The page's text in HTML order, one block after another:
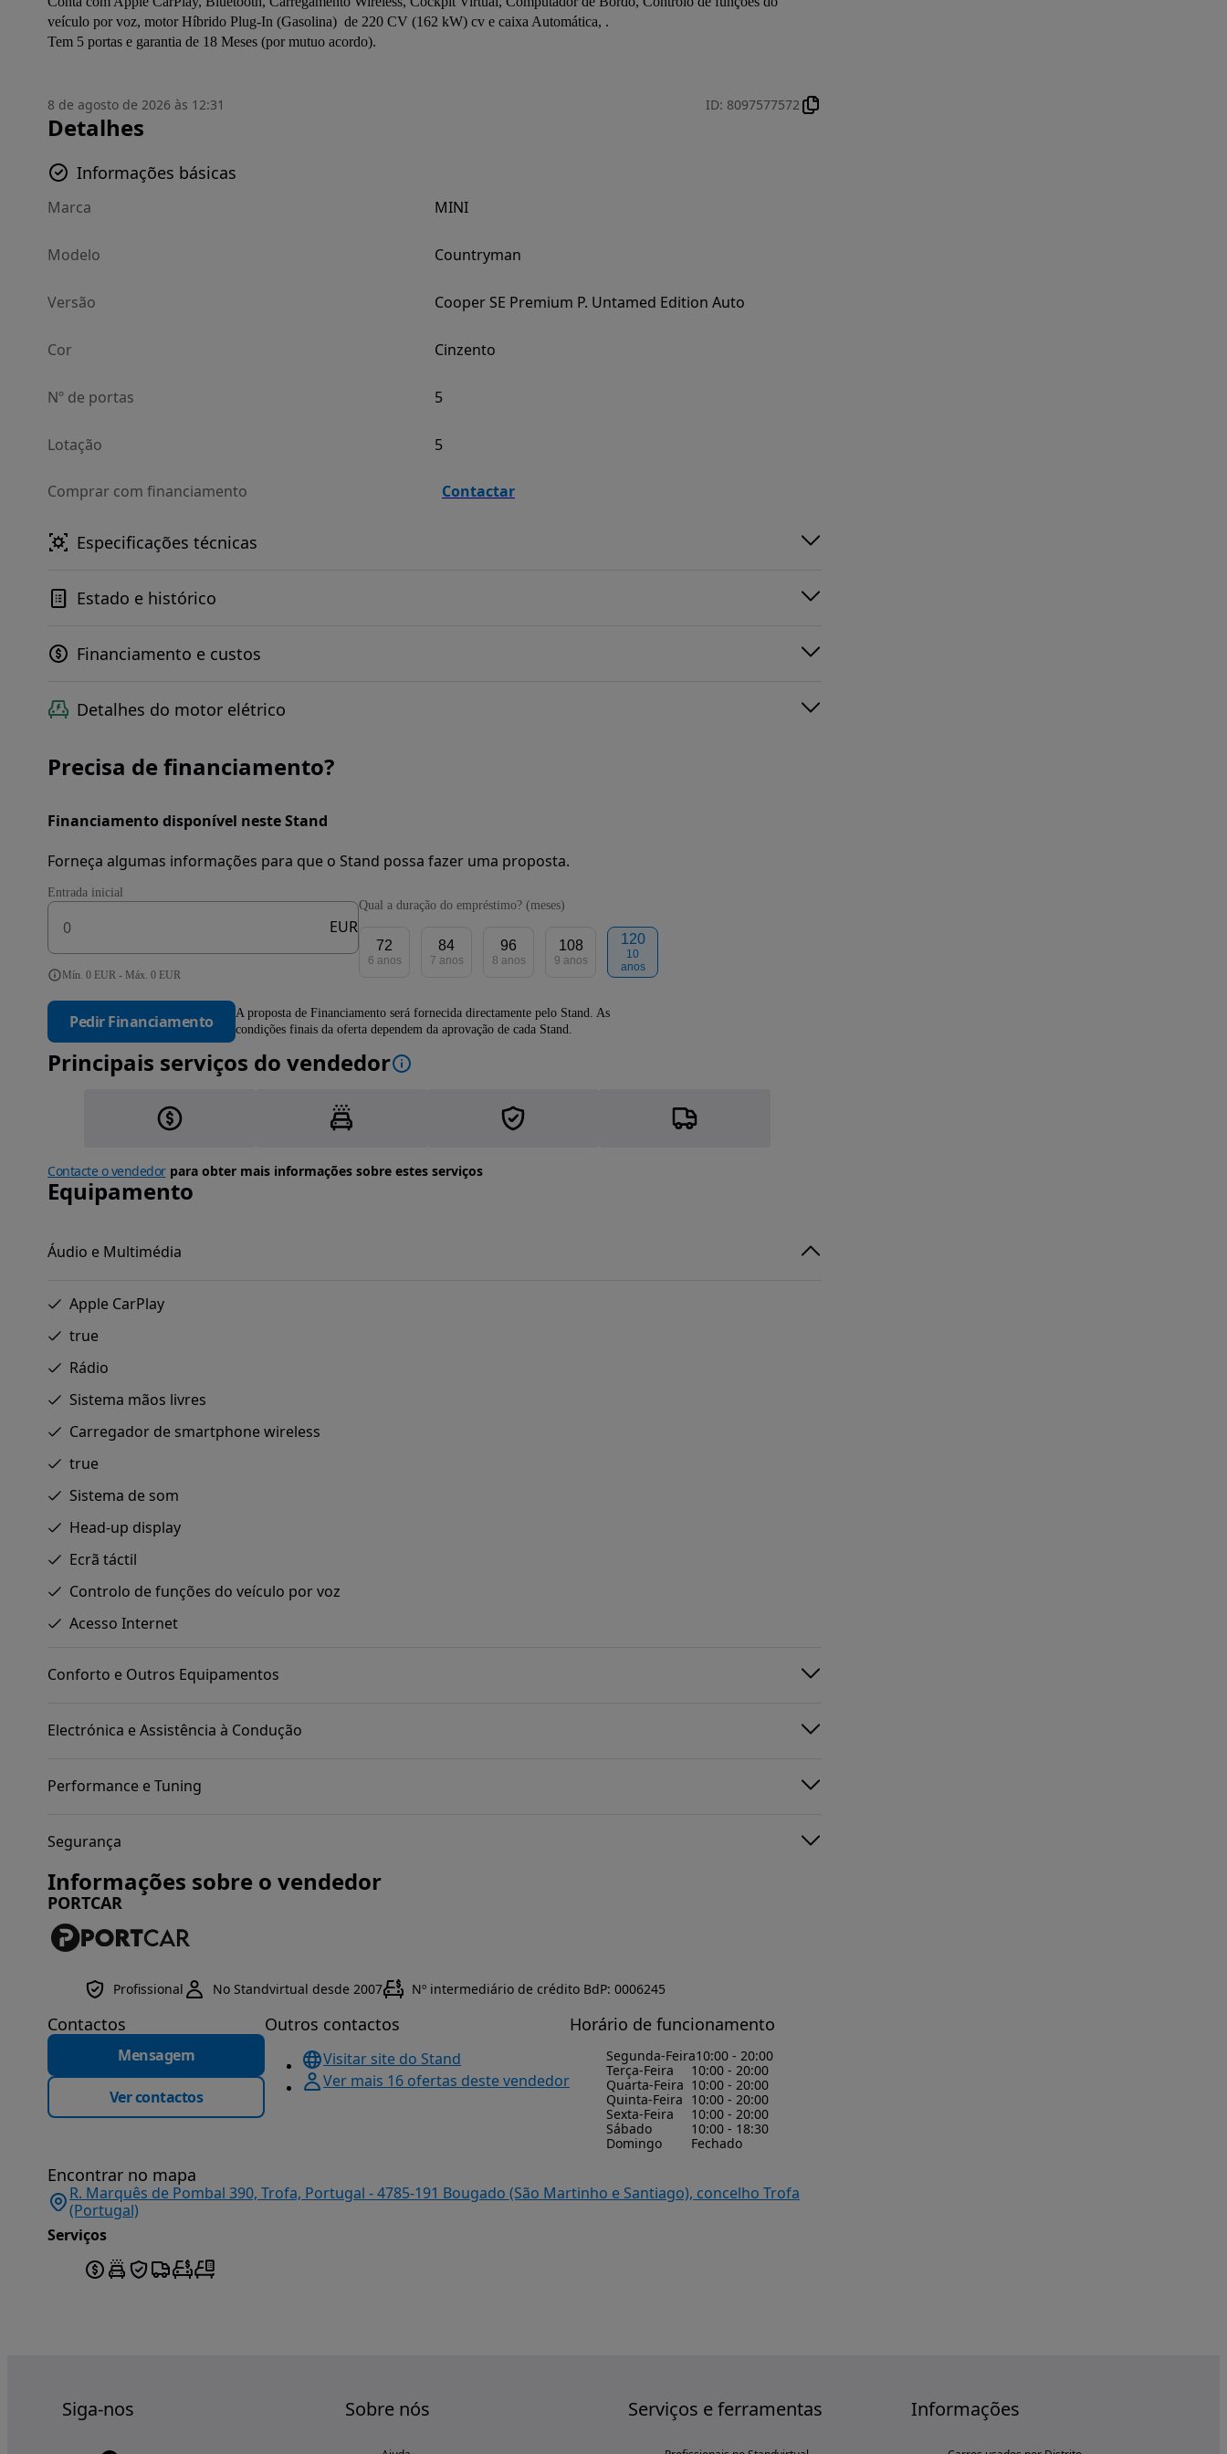
veículo por voz, motor Híbrido Plug-In (Gasolina)  de 220 CV (162 kW) cv e caixa Automática, .
Tem 5 portas e garantia de 18 Meses (por mutuo acordo).
8 de agosto de 2026 às 12:31 ID: 8097577572
Detalhes
Informações básicas
Marca MINI
Modelo Countryman
Versão Cooper SE Premium P. Untamed Edition Auto
Cor Cinzento
Nº de portas 5
Lotação 5
Comprar com financiamento Contactar
Especificações técnicas
Estado e histórico
Financiamento e custos
Detalhes do motor elétrico
Precisa de financiamento?
Financiamento disponível neste Stand
Forneça algumas informações para que o Stand possa fazer uma proposta.
Entrada inicial
EUR
Mín. 0 EUR - Máx. 0 EUR
Qual a duração do empréstimo? (meses)
72
6 anos
84
7 anos
96
8 anos
108
9 anos
120
10
anos
Pedir Financiamento
A proposta de Financiamento será fornecida directamente pelo Stand. As
condições finais da oferta dependem da aprovação de cada Stand.
Principais serviços do vendedor
Contacte o vendedorpara obter mais informações sobre estes serviços
Equipamento
Áudio e Multimédia
Apple CarPlay
true
Rádio
Sistema mãos livres
Carregador de smartphone wireless
true
Sistema de som
Head-up display
Ecrã táctil
Controlo de funções do veículo por voz
Acesso Internet
Conforto e Outros Equipamentos
Electrónica e Assistência à Condução
Performance e Tuning
Segurança
Informações sobre o vendedor
PORTCAR
Profissional No Standvirtual desde 2007 Nº intermediário de crédito BdP: 0006245
Contactos
Mensagem
Ver contactos
Outros contactos
Visitar site do Stand
Ver mais 16 ofertas deste vendedor
Horário de funcionamento
Segunda-Feira10:00 - 20:00
Terça-Feira
10:00 - 20:00
Quarta-Feira 10:00 - 20:00
Quinta-Feira 10:00 - 20:00
Sexta-Feira
10:00 - 20:00
Sábado
10:00 - 18:30
Domingo
Fechado
Encontrar no mapa
R. Marquês de Pombal 390, Trofa, Portugal - 4785-191 Bougado (São Martinho e Santiago), concelho Trofa
(Portugal)
Serviços
Siga-nos Sobre nós Serviços e ferramentas Informações